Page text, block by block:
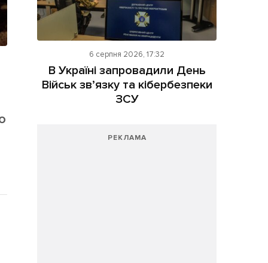
6 серпня 2026, 17:32
В Україні запровадили День
Військ зв’язку та кібербезпеки
ЗСУ
РЕКЛАМА